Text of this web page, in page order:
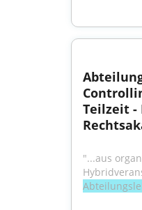
Teilzeit -
"...aus